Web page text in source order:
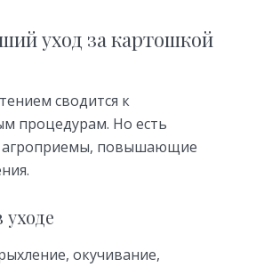
уход за картошкой
сводится к
процедурам. Но есть
агроприемы, повышающие
окучивание,